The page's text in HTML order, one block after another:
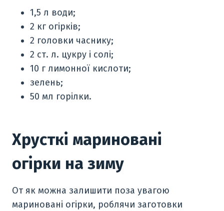
1,5 л води;
2 кг огірків;
2 головки часнику;
2 ст. л. цукру і солі;
10 г лимонної кислоти;
зелень;
50 мл горілки.
Хрусткі мариновані
огірки на зиму
От як можна залишити поза увагою
мариновані огірки, роблячи заготовки